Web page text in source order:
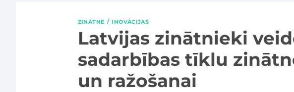
ZINĀTNE INOVĀCIJAS
Latvijas zinātnieki
sadarbības tīklu
un ražošanai